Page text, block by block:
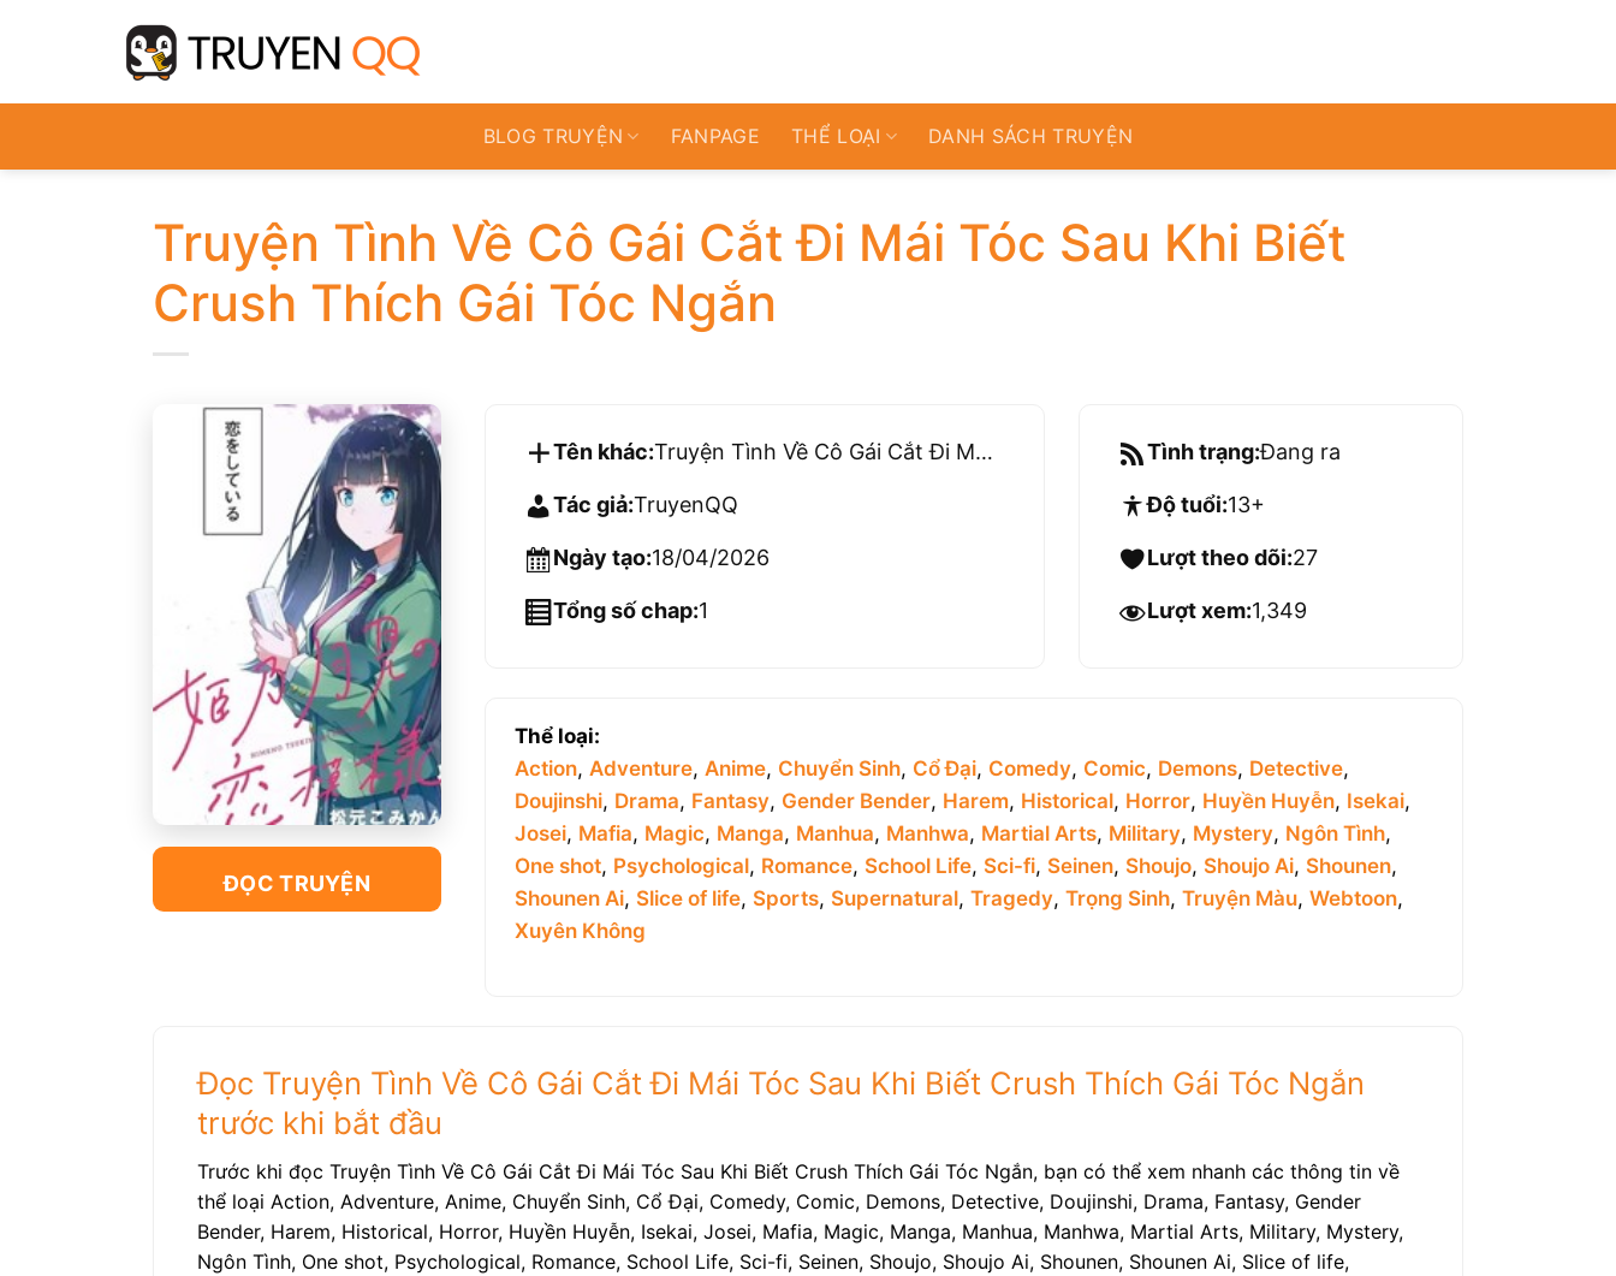
dung
BLOG TRUYỆN
FANPAGE THỂ LOẠI DANH SÁCH TRUYỆN
Truyện Tình Về Cô Gái Cắt Đi Mái Tóc Sau Khi Biết
Crush Thích Gái Tóc Ngắn
ĐỌC TRUYỆN
Tên khác: Truyện Tình Về Cô Gái Cắt Đi Mái Tóc Sau Khi Biết Crush Thích Gái Tóc Ngắn
Tác giả:TruyenQQ
Ngày tạo:18/04/2026
Tổng số chap:1
Tình trạng:Đang ra
Độ tuổi:13+
Lượt theo dõi:27
Lượt xem:1,349
Thể loại:
Action, Adventure, Anime, Chuyển Sinh, Cổ Đại, Comedy, Comic, Demons, Detective,
Doujinshi, Drama, Fantasy, Gender Bender, Harem, Historical, Horror, Huyền Huyễn, Isekai,
Josei, Mafia, Magic, Manga, Manhua, Manhwa, Martial Arts, Military, Mystery, Ngôn Tình,
One shot, Psychological, Romance, School Life, Sci-fi, Seinen, Shoujo, Shoujo Ai, Shounen,
Shounen Ai, Slice of life, Sports, Supernatural, Tragedy, Trọng Sinh, Truyện Màu, Webtoon,
Xuyên Không
Đọc Truyện Tình Về Cô Gái Cắt Đi Mái Tóc Sau Khi Biết Crush Thích Gái Tóc Ngắn
trước khi bắt đầu
Trước khi đọc Truyện Tình Về Cô Gái Cắt Đi Mái Tóc Sau Khi Biết Crush Thích Gái Tóc Ngắn, bạn có thể xem nhanh các thông tin về
thể loại Action, Adventure, Anime, Chuyển Sinh, Cổ Đại, Comedy, Comic, Demons, Detective, Doujinshi, Drama, Fantasy, Gender
Bender, Harem, Historical, Horror, Huyền Huyễn, Isekai, Josei, Mafia, Magic, Manga, Manhua, Manhwa, Martial Arts, Military, Mystery,
Ngôn Tình, One shot, Psychological, Romance, School Life, Sci-fi, Seinen, Shoujo, Shoujo Ai, Shounen, Shounen Ai, Slice of life,